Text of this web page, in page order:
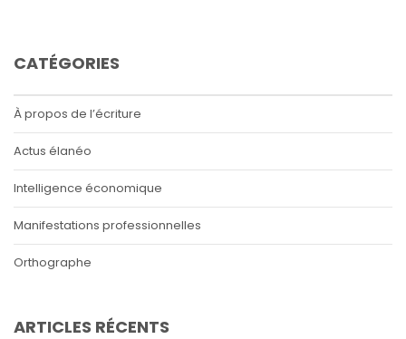
CATÉGORIES
À propos de l’écriture
Actus élanéo
Intelligence économique
Manifestations professionnelles
Orthographe
ARTICLES RÉCENTS